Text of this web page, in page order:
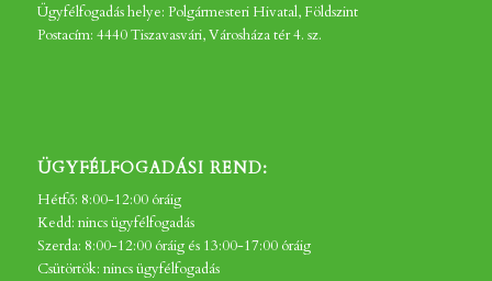
Ügyfélfogadás helye: Polgármesteri Hivatal, Földszint
Postacím: 4440 Tiszavasvári, Városháza tér 4. sz.
ÜGYFÉLFOGADÁSI REND:
Hétfő: 8:00-12:00 óráig
Kedd: nincs ügyfélfogadás
Szerda: 8:00-12:00 óráig és 13:00-17:00 óráig
Csütörtök: nincs ügyfélfogadás